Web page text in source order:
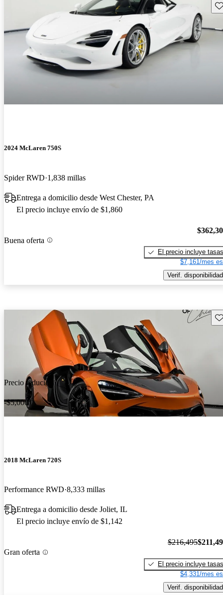
2024 McLaren 750S
Spider RWD 1,838 millas
Entrega a domicilio desde West Chester, PA
El precio incluye envío de $1,860
Buena oferta
El precio incluye tasas
$7,161/mes
Verif. disponibilidad
Precio reducido
-$5,000
2018 McLaren 720S
Performance RWD 8,333 millas
Entrega a domicilio desde Joliet, IL
El precio incluye envío de $1,142
Gran oferta
$216,495
El precio incluye tasas
$4,331/mes
Verif. disponibilidad